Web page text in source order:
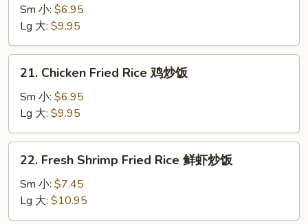
Pork
Fried
Rice
叉
Sm 小: $6.95
Lg 大: $9.95
Chicken
Fried
Rice
鸡
炒
21. Chicken Fried Rice 鸡炒饭
Sm 小: $6.95
Lg 大: $9.95
Fresh
Shrimp
Fried
Rice
22. Fresh Shrimp Fried Rice 鲜虾炒饭
Sm 小: $7.45
Lg 大: $10.95